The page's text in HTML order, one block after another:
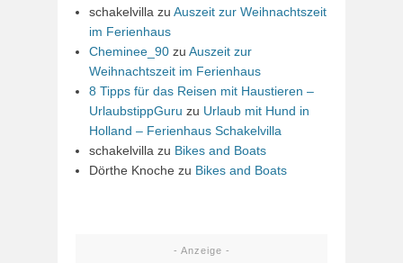
schakelvilla zu Auszeit zur Weihnachtszeit
im Ferienhaus
Cheminee_90 zu Auszeit zur
Weihnachtszeit im Ferienhaus
8 Tipps für das Reisen mit Haustieren –
UrlaubstippGuru zu Urlaub mit Hund in
Holland – Ferienhaus Schakelvilla
schakelvilla zu Bikes and Boats
Dörthe Knoche zu Bikes and Boats
- Anzeige -